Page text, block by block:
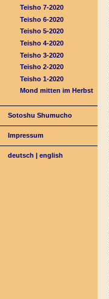
Teisho 7-2020
Teisho 6-2020
Teisho 5-2020
Teisho 4-2020
Teisho 3-2020
Teisho 2-2020
Teisho 1-2020
Mond mitten im Herbst
Sotoshu Shumucho
Impressum
deutsch |english